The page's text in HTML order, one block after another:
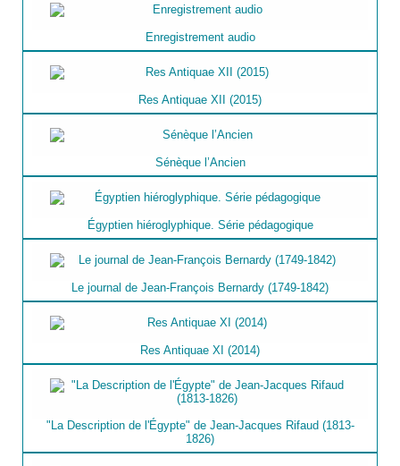
Enregistrement audio
Res Antiquae XII (2015)
Sénèque l’Ancien
Égyptien hiéroglyphique. Série pédagogique
Le journal de Jean-François Bernardy (1749-1842)
Res Antiquae XI (2014)
"La Description de l'Égypte" de Jean-Jacques Rifaud (1813-
1826)